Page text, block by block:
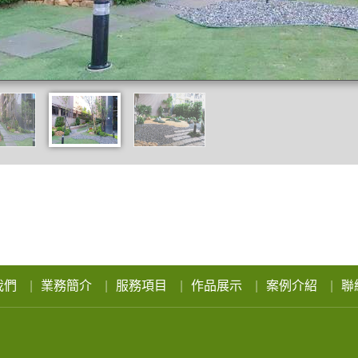
們 業務簡介 服務項目 作品展示 案例介紹 聯